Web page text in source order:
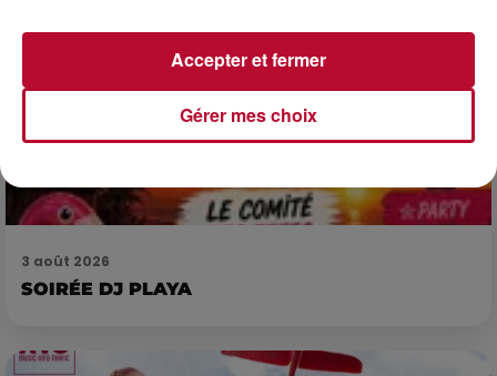
3 août 2026
SOIRÉE DJ PLAYA
Gérer mes choix
Accepter et fermer